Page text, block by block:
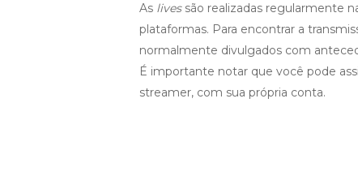
As livessão realizadas regularmente
plataformas. Para encontrar a
normalmente divulgados com
É importante notar que você pode
streamer, com sua própria conta.